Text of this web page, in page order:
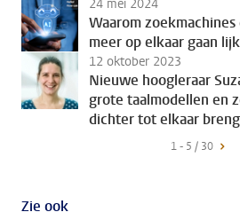
24 mei 2024
Waarom
meer op elkaar gaan
12 oktober 2023
Nieuwe hoogleraar
grote taalmodellen en
dichter tot elkaar
1 - 5 / 30
Zie ook